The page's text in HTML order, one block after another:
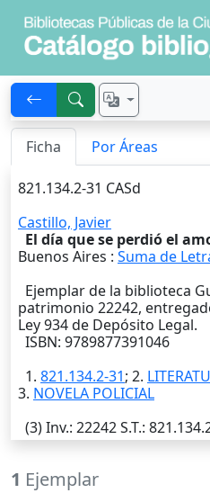
Ficha Por Áreas
821.134.2-31 CASd
Castillo, Javier
El día que se perdió el
Buenos Aires : Suma de
Ejemplar de la biblioteca
patrimonio 22242,
Ley 934 de Depósito Legal.
ISBN: 9789877391046
1. 821.134.2-31; 2.
3. NOVELA POLICIAL
(3)Inv.: 22242S.T.:
1 Ejemplar